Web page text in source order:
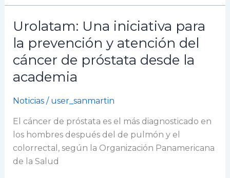
Urolatam: Una iniciativa para
la prevención y atención del
cáncer de próstata desde la
academia
Noticias/ user_sanmartin
El cáncer de próstata es el más diagnosticado en
los hombres después del de pulmón y el
colorrectal, según la Organización Panamericana
de la Salud
Urolatam:
Una
iniciativa
para
la
y
atención
del
cáncer
de